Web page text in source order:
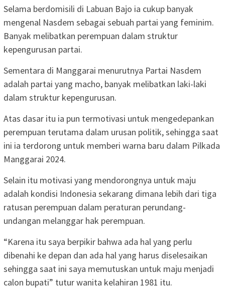
Selama berdomisili di Labuan Bajo ia cukup banyak
mengenal Nasdem sebagai sebuah partai yang feminim.
Banyak melibatkan perempuan dalam struktur
kepengurusan partai.
Sementara di Manggarai menurutnya Partai Nasdem
adalah partai yang macho, banyak melibatkan laki-laki
dalam struktur kepengurusan.
Atas dasar itu ia pun termotivasi untuk mengedepankan
perempuan terutama dalam urusan politik, sehingga saat
ini ia terdorong untuk memberi warna baru dalam Pilkada
Manggarai 2024.
Selain itu motivasi yang mendorongnya untuk maju
adalah kondisi Indonesia sekarang dimana lebih dari tiga
ratusan perempuan dalam peraturan perundang-
undangan melanggar hak perempuan.
“Karena itu saya berpikir bahwa ada hal yang perlu
dibenahi ke depan dan ada hal yang harus diselesaikan
sehingga saat ini saya memutuskan untuk maju menjadi
calon bupati” tutur wanita kelahiran 1981 itu.